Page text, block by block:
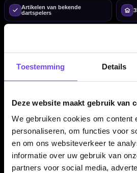
Toestemming Details
Deze website maakt gebruik van
We gebruiken cookies om content
personaliseren, om functies voor
en om ons websiteverkeer te
informatie over uw gebruik van
partners voor social media,
Artikelen van bekende
dartspelers
Chris Dobey
Op deze pagina vind je alleChris
overzichtelijk op één plek. Denk aan
andere producten die passen binnen
bekende darter. Dat is handig als je